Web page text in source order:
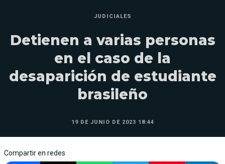
JUDICIALES
Detienen a varias personas
en el caso de la
desaparición de estudiante
brasileño
19 DE JUNIO DE 2023 18:44
Compartir en redes